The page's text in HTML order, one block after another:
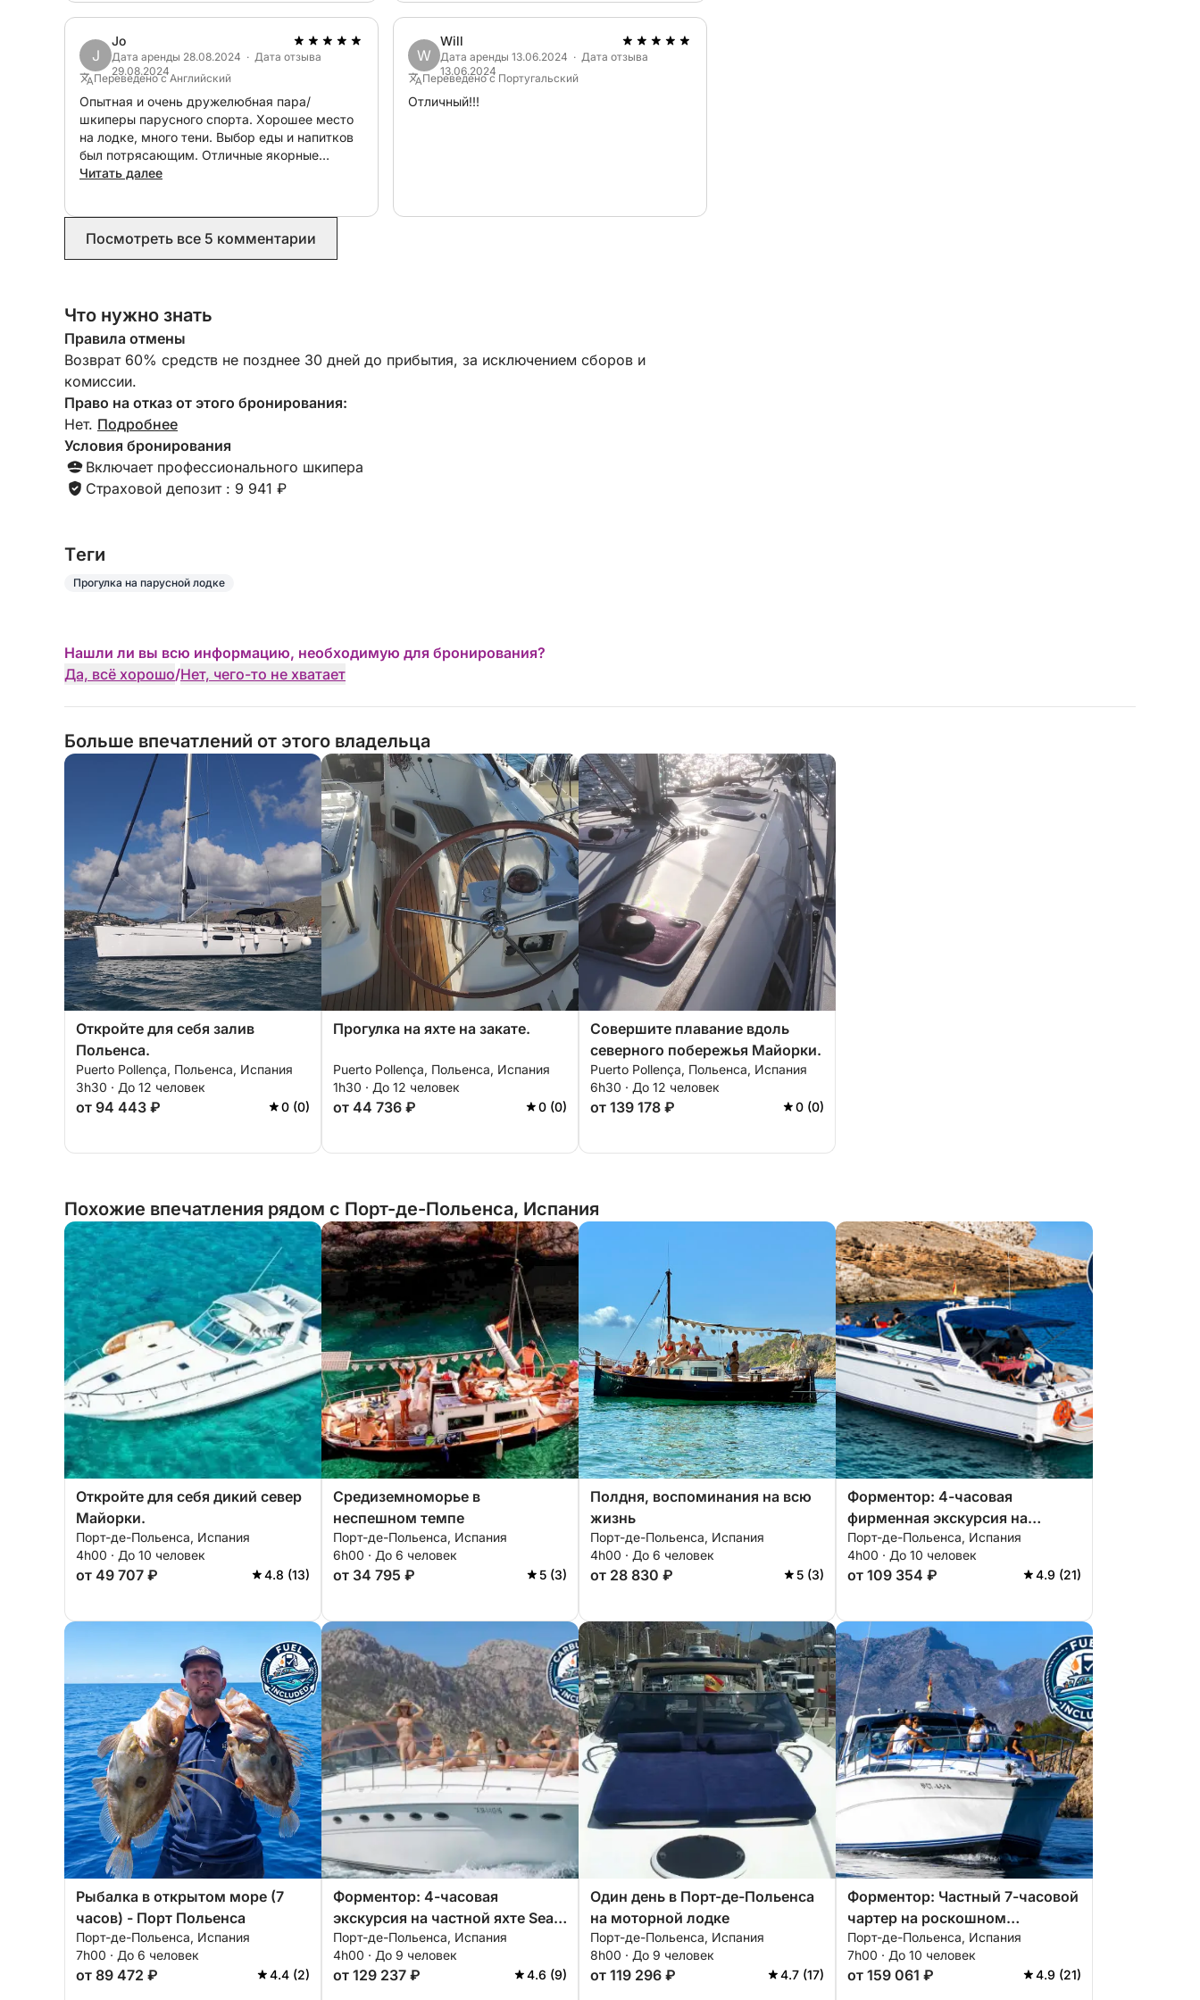
J
Jo
Дата аренды 28.08.2024 · Дата отзыва
29.08.2024
Переведено с Английский
Опытная и очень дружелюбная пара/
шкиперы парусного спорта. Хорошее место
на лодке, много тени. Выбор еды и напитков
был потрясающим. Отличные якорные
стоянки и доски для гребли/сноркелинг. Не
Читать далее
W
Will
Дата аренды 13.06.2024 · Дата отзыва
13.06.2024
Переведено с Португальский
Отличный!!!
Посмотреть все 5 комментарии
Что нужно знать
Правила отмены
Возврат 60% средств не позднее 30 дней до прибытия, за исключением сборов и
комиссии.
Право на отказ от этого бронирования:
Нет. Подробнее
Условия бронирования
Включает профессионального шкипера
Страховой депозит : 9 941 ₽
Tеги
Прогулка на парусной лодке
Нашли ли вы всю информацию, необходимую для бронирования?
Да, всё хорошо/Нет, чего-то не хватает
Больше впечатлений от этого владельца
Откройте для себя залив
Польенса.
Puerto Pollença, Польенса, Испания
3h30 · До 12 человек
от 94 443 ₽ 0 (0)
Прогулка на яхте на закате.
Puerto Pollença, Польенса, Испания
1h30 · До 12 человек
от 44 736 ₽ 0 (0)
Совершите плавание вдоль
северного побережья Майорки.
Puerto Pollença, Польенса, Испания
6h30 · До 12 человек
от 139 178 ₽ 0 (0)
Похожие впечатления рядом с Порт-де-Польенса, Испания
Откройте для себя дикий север
Майорки.
Порт-де-Польенса, Испания
4h00 · До 10 человек
от 49 707 ₽ 4.8 (13)
Средиземноморье в
неспешном темпе
Порт-де-Польенса, Испания
6h00 · До 6 человек
от 34 795 ₽ 5 (3)
Полдня, воспоминания на всю
жизнь
Порт-де-Польенса, Испания
4h00 · До 6 человек
от 28 830 ₽ 5 (3)
Форментор: 4-часовая
фирменная экскурсия на
частном катере со шкипером.
Порт-де-Польенса, Испания
4h00 · До 10 человек
от 109 354 ₽ 4.9 (21)
Рыбалка в открытом море (7
часов) - Порт Польенса
Порт-де-Польенса, Испания
7h00 · До 6 человек
от 89 472 ₽ 4.4 (2)
Форментор: 4-часовая
экскурсия на частной яхте Sea
Ray 510 с включенным
топливом.
Порт-де-Польенса, Испания
4h00 · До 9 человек
от 129 237 ₽ 4.6 (9)
Один день в Порт-де-Польенса
на моторной лодке
Порт-де-Польенса, Испания
8h00 · До 9 человек
от 119 296 ₽ 4.7 (17)
Форментор: Частный 7-часовой
чартер на роскошном
скоростном катере Sea Ray 460
со шкипером.
Порт-де-Польенса, Испания
7h00 · До 10 человек
от 159 061 ₽ 4.9 (21)